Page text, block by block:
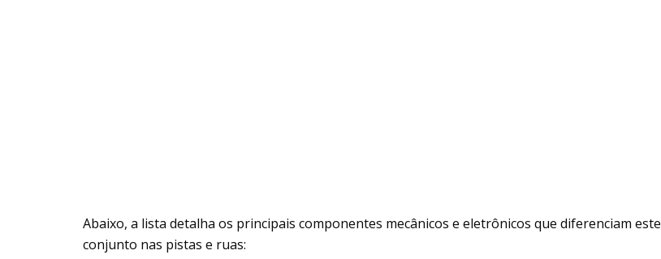
Abaixo, a lista detalha os principais componentes mecânicos e eletrônicos que diferenciam este
conjunto nas pistas e ruas: